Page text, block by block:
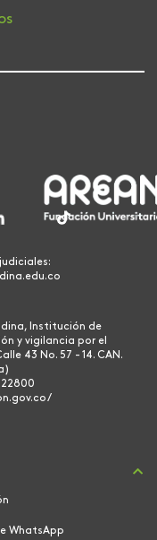
Institución de
y vigilancia por el
43 No. 57 - 14. CAN.
WhatsApp